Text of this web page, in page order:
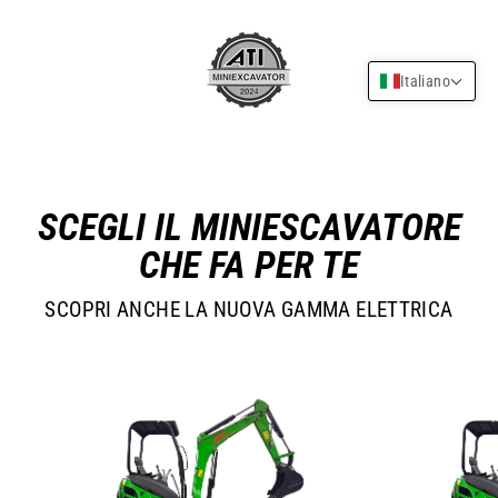
A
T
N
I
E
A
V
SCEGLI IL MINIESCAVATORE
CHE FA PER TE
SCOPRI ANCHE LA NUOVA GAMMA ELETTRICA
Italiano